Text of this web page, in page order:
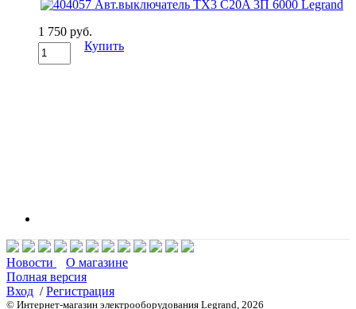
1 750 руб.
Купить
Новости
О магазине
Полная версия
Вход /Регистрация
© Интернет-магазин электрооборудования Legrand, 2026